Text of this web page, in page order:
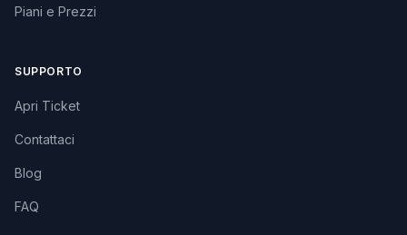
Piani e Prezzi
SUPPORTO
Apri Ticket
Contattaci
Blog
FAQ